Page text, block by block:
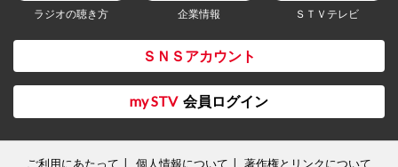
ラジオの聴き方 企業情報 ＳＴＶテレビ
ＳＮＳアカウント
my STV 会員ログイン
ご利用にあたって 個人情報について 著作権とリンクについて